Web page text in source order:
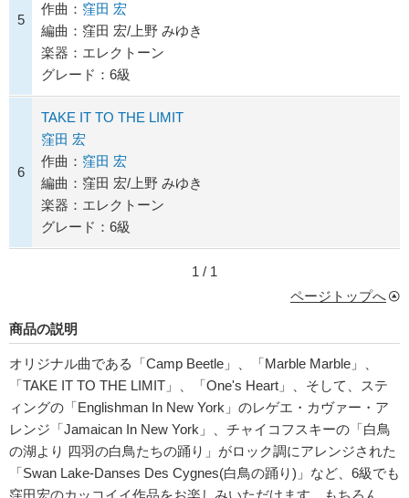
5
作曲： 窪田 宏
編曲：窪田 宏/上野 みゆき
楽器：エレクトーン
グレード：6級
6
TAKE IT TO THE LIMIT
窪田 宏
作曲： 窪田 宏
編曲：窪田 宏/上野 みゆき
楽器：エレクトーン
グレード：6級
1 / 1
ページトップへ
商品の説明
オリジナル曲である「Camp Beetle」、「Marble Marble」、
「TAKE IT TO THE LIMIT」、「One's Heart」、そして、ステ
ィングの「Englishman In New York」のレゲエ・カヴァー・ア
レンジ「Jamaican In New York」、チャイコフスキーの「白鳥
の湖より 四羽の白鳥たちの踊り」がロック調にアレンジされた
「Swan Lake-Danses Des Cygnes(白鳥の踊り)」など、6級でも
窪田宏のカッコイイ作品をお楽しみいただけます。もちろん、